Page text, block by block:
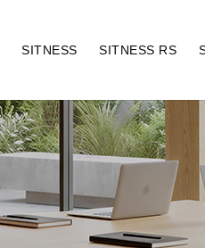
SITNESS SITNESS RS